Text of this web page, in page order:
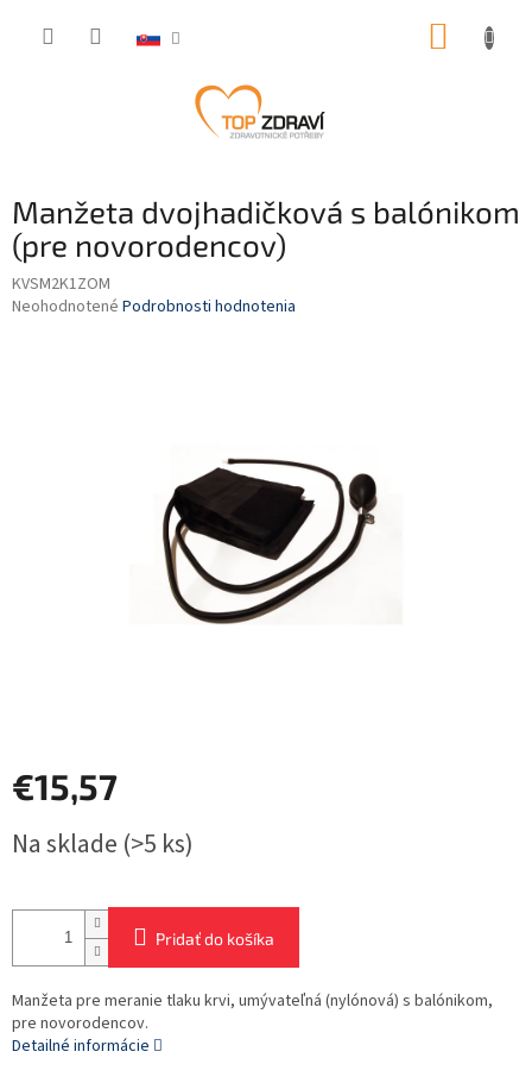
Manžeta dvojhadičková s balónikom
(pre novorodencov)
KVSM2K1ZOM
Priemerné
Neohodnotené Podrobnosti hodnotenia
€15,57
cena:
Na sklade (>5 ks)
Pridať do košíka
Manžeta pre meranie tlaku krvi, umývateľná (nylónová) s balónikom,
pre novorodencov.
Detailné informácie